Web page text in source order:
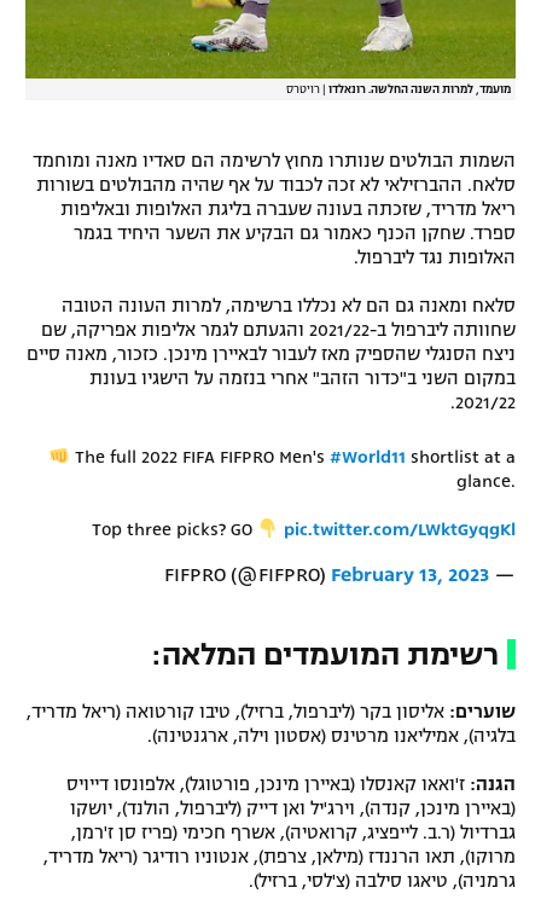
מועמד, למרות השנה החלשה. רונאלדו רויטרס
השמות הבולטים שנותרו מחוץ לרשימה הם סאדיו מאנה ומוחמד
סלאח. ההברזילאי לא זכה לכבוד על אף שהיה מהבולטים בשורות
ריאל מדריד, שזכתה בעונה שעברה בליגת האלופות ובאליפות
ספרד. שחקן הכנף כאמור גם הבקיע את השער היחיד בגמר
האלופות נגד ליברפול.
סלאח ומאנה גם הם לא נכללו ברשימה, למרות העונה הטובה
שחוותה ליברפול ב-2021/22 והגעתם לגמר אליפות אפריקה, שם
ניצח הסנגלי שהספיק מאז לעבור לבאיירן מינכן. כזכור, מאנה סיים
במקום השני ב"כדור הזהב" אחרי בנזמה על הישגיו בעונת
2021/22.
The full 2022 FIFA FIFPRO Men's #World11 shortlist at a
glance.
Top three picks? GO pic.twitter.com/LWktGyqgKl
— FIFPRO (@FIFPRO)
February 13, 2023
רשימת המועמדים המלאה:
שוערים: אליסון בקר (ליברפול, ברזיל), טיבו קורטואה (ריאל מדריד,
בלגיה), אמיליאנו מרטינס (אסטון וילה, ארגנטינה).
הגנה: ז'ואאו קאנסלו (באיירן מינכן, פורטוגל), אלפונסו דייויס
(באיירן מינכן, קנדה), וירג'יל ואן דייק (ליברפול, הולנד), יושקו
גברדיול (ר.ב. לייפציג, קרואטיה), אשרף חכימי (פריז סן ז'רמן,
מרוקו), תאו הרננדז (מילאן, צרפת), אנטוניו רודיגר (ריאל מדריד,
גרמניה), טיאגו סילבה (צ'לסי, ברזיל).